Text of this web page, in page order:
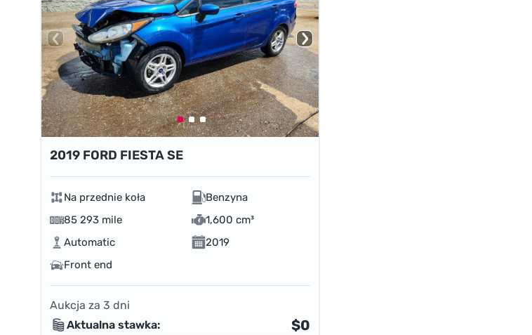
2019 FORD FIESTA SE
Na przednie koła
Benzyna
85 293 mile
1,600 cm³
Automatic
2019
Front end
Aukcja za 3 dni
Aktualna stawka:
$0